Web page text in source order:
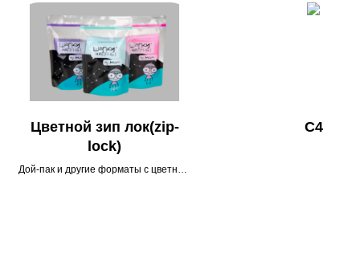
Цветной зип лок(zip-
lock)
Дой-пак и другие форматы с цветным
C4